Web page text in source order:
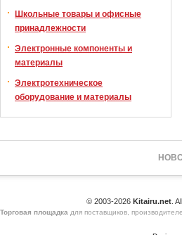
Школьные товары и офисные
принадлежности
Электронные компоненты и
материалы
Электротехническое
оборудование и материалы
© 2003-2026 Kitairu.net .
Торговая площадка для поставщиков,